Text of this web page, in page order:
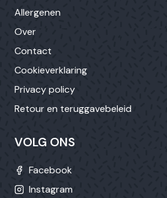
Allergenen
Over
Contact
Cookieverklaring
Privacy policy
Retour en teruggavebeleid
VOLG ONS
Facebook
Instagram